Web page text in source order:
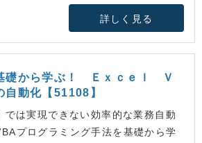
詳しく見る
礎から学ぶ！ Ｅｘｃｅｌ Ｖ
自動化【51108】
では実現できない効率的な業務自動
プログラミング手法を基礎から学